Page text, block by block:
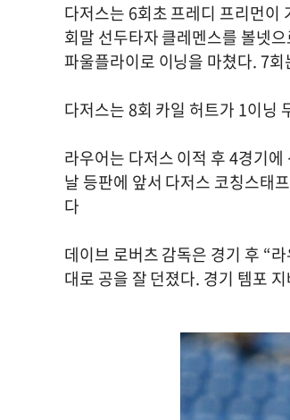
다저스는 6회초 프레디 프리먼이
회말 선두타자 클레멘스를 볼넷
파울플라이로 이닝을 마쳤다. 7
다저스는 8회 카일 허트가 1이닝
라우어는 다저스 이적 후 4경기
날 등판에 앞서 다저스 코칭스태
다
데이브 로버츠 감독은 경기 후 “
대로 공을 잘 던졌다. 경기 템포